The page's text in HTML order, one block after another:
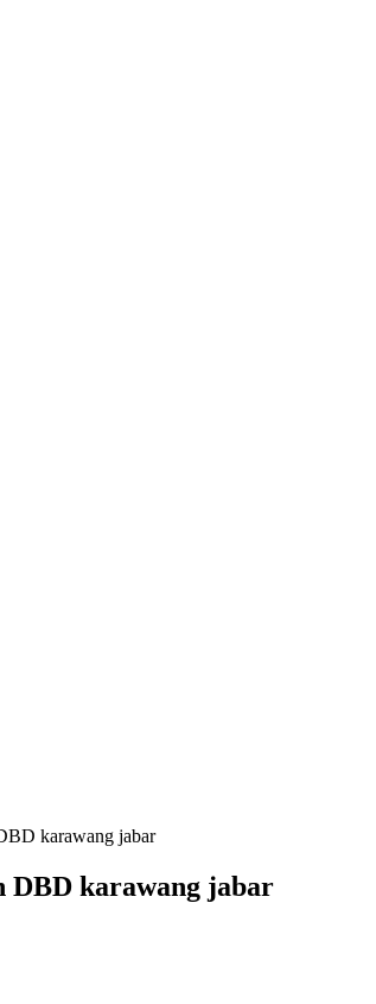
karawang jabar
DBD karawang jabar